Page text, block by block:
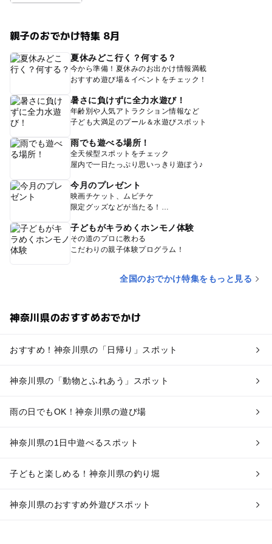
親子のおでかけ特集 8月
夏休みどこ行く？何する？
今から準備！夏休みのお出かけ情報満載
おすすめ遊び場＆イベントをチェック！
暑さに負けずに全力水遊び！
年齢別や人気アトラクション情報など
子ども大満足のプール＆水遊びスポット
雨でも遊べる場所！
全天候型スポットをチェック
屋内で一日たっぷり思いっきり遊ぼう♪
今月のプレゼント
映画チケット、ムビチケ
限定グッズなどが当たる！
子どもがキラめくホンモノ体験
その道のプロに教わる
こだわりの親子体験プログラム！
全国のおでかけ特集をもっと見る
神奈川県のおすすめおでかけ
おすすめ！神奈川県の「日帰り」スポット
神奈川県の「動物とふれあう」スポット
雨の日でもOK！神奈川県の遊び場
神奈川県の1日中遊べるスポット
子どもと楽しめる！神奈川県の釣り堀
神奈川県のおすすめ外遊びスポット